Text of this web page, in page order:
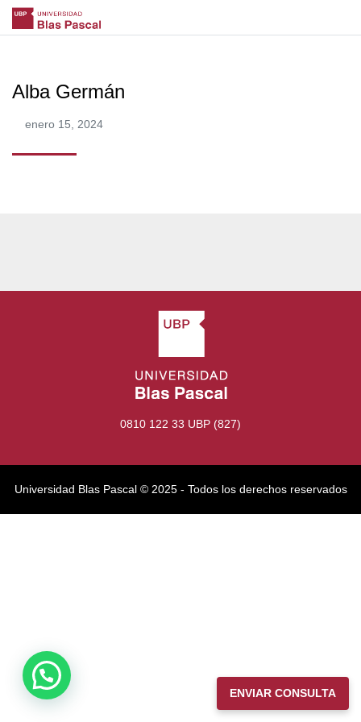
Alba Germán
enero 15, 2024
0810 122 33 UBP (827)
Universidad Blas Pascal ©️ 2025 - Todos los derechos reservados
ENVIAR CONSULTA